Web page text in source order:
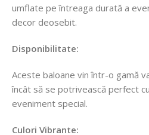
umflate pe întreaga durată a
decor deosebit.
Disponibilitate:
Aceste baloane vin într-o gamă
încât să se potrivească perfect
eveniment special.
Culori Vibrante: